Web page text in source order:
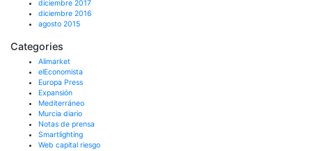
diciembre 2017
diciembre 2016
agosto 2015
Categories
Alimarket
elEconomista
Europa Press
Expansión
Mediterráneo
Murcia diario
Notas de prensa
Smartlighting
Web capital riesgo